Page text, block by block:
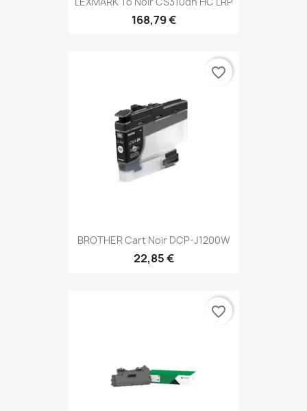
168,79 €
BROTHER Cart Noir DCP-J1200W
22,85 €
favorite_border
favorite_border